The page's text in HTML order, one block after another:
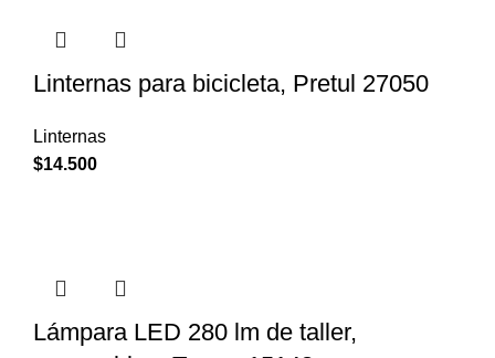
Linternas para bicicleta, Pretul 27050
Linternas
$14.500
Lámpara LED 280 lm de taller,